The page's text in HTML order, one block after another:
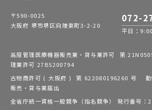
〒590-0025
大阪府 堺市堺区向陵東町3-2-20
072-
平日：
高度管理医療機器販売業・貸与業許可 第
理業許可 27BS200794
古物商許可 ( 大阪府 ) 第 622080196260 号 動
販売・貸与業届出
全省庁統一資格一般競争（指名競争） 発行番号